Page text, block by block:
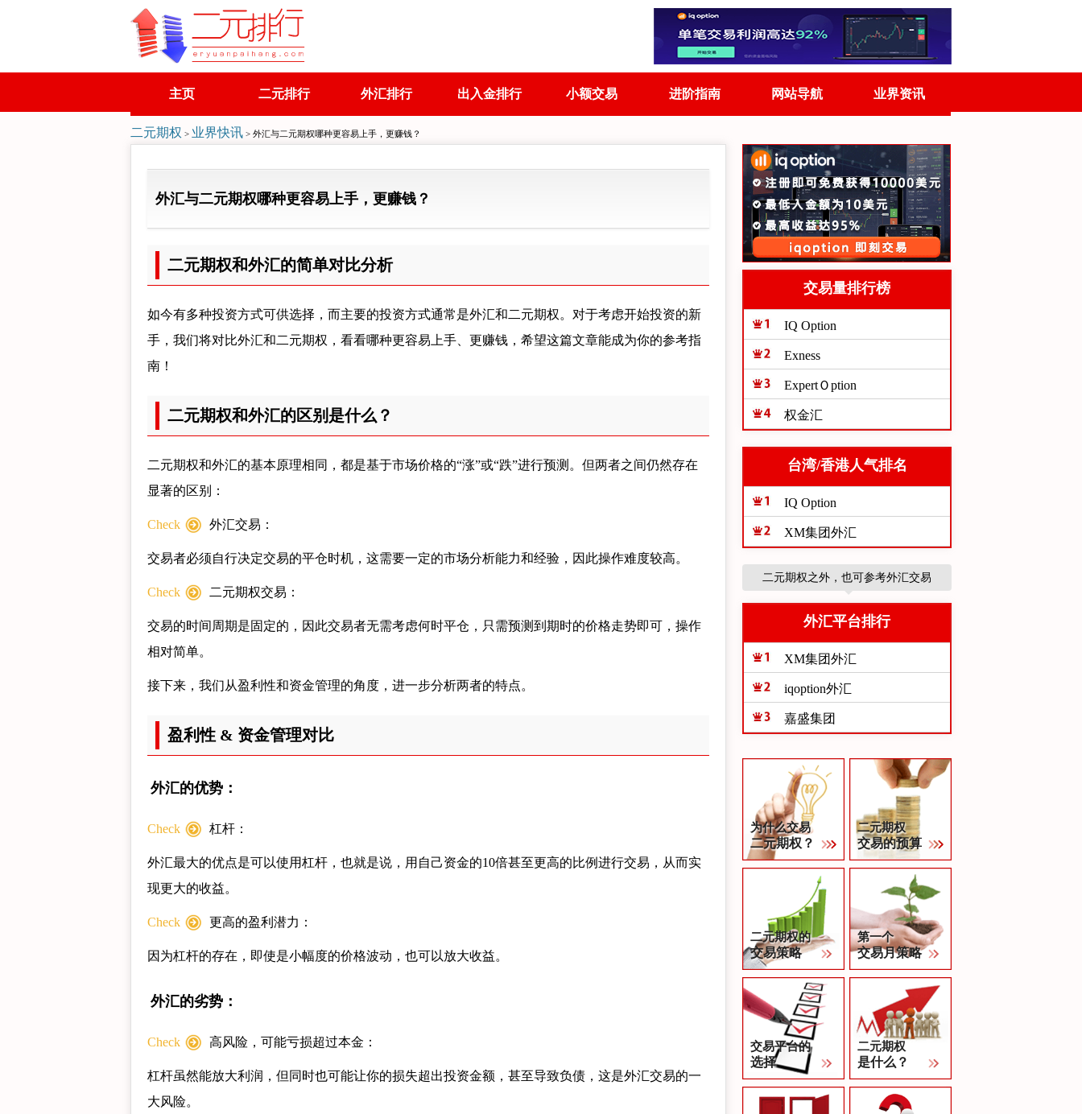
主页 二元排行 外汇排行 出入金排行 小额交易 进阶指南 网站导航 业界资讯
二元期权 > 业界快讯 > 外汇与二元期权哪种更容易上手，更赚钱？
外汇与二元期权哪种更容易上手，更赚钱？
二元期权和外汇的简单对比分析
如今有多种投资方式可供选择，而主要的投资方式通常是外汇和二元期权。对于考虑开始投资的新
手，我们将对比外汇和二元期权，看看哪种更容易上手、更赚钱，希望这篇文章能成为你的参考指
南！
二元期权和外汇的区别是什么？
二元期权和外汇的基本原理相同，都是基于市场价格的“涨”或“跌”进行预测。但两者之间仍然存在
显著的区别：
Check 外汇交易：
交易者必须自行决定交易的平仓时机，这需要一定的市场分析能力和经验，因此操作难度较高。
Check 二元期权交易：
交易的时间周期是固定的，因此交易者无需考虑何时平仓，只需预测到期时的价格走势即可，操作
相对简单。
接下来，我们从盈利性和资金管理的角度，进一步分析两者的特点。
盈利性 & 资金管理对比
外汇的优势：
Check 杠杆：
外汇最大的优点是可以使用杠杆，也就是说，用自己资金的10倍甚至更高的比例进行交易，从而实
现更大的收益。
Check 更高的盈利潜力：
因为杠杆的存在，即使是小幅度的价格波动，也可以放大收益。
外汇的劣势：
Check 高风险，可能亏损超过本金：
杠杆虽然能放大利润，但同时也可能让你的损失超出投资金额，甚至导致负债，这是外汇交易的一
大风险。
交易量排行榜
IQ Option
Exness
ExpertＯption
权金汇
台湾/香港人气排名
IQ Option
XM集团外汇
二元期权之外，也可参考外汇交易
外汇平台排行
XM集团外汇
iqoption外汇
嘉盛集团
为什么交易
二元期权？
二元期权
交易的预算
二元期权的
交易策略
第一个
交易月策略
交易平台的
选择
二元期权
是什么？